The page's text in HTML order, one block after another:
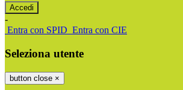
-
Entra con SPID Entra con CIE
Seleziona utente
button close ×